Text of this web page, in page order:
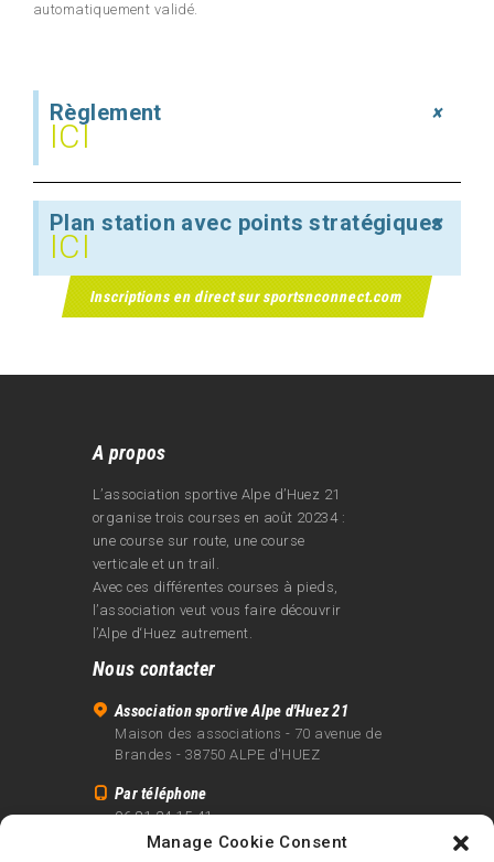
Manage Cookie Consent
automatiquement validé.
Règlement
ICI
×
Plan station avec points stratégiques
ICI
×
Inscriptions en direct sur sportsnconnect.com
A propos
L’association sportive Alpe d’Huez 21
organise trois courses en août 20234 :
une course sur route, une course
verticale et un trail.
Avec ces différentes courses à pieds,
l’association veut vous faire découvrir
l’Alpe d‘Huez autrement.
Nous contacter
Association sportive Alpe d'Huez 21
Maison des associations - 70 avenue de
Brandes - 38750 ALPE d'HUEZ
Par téléphone
06 81 24 15 41